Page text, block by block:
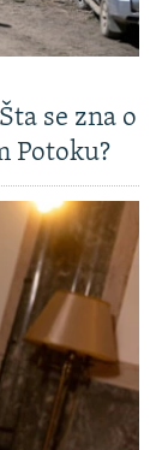
se zna o
Potoku?